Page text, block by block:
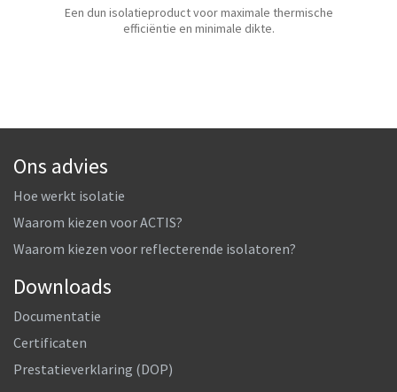
Een dun isolatieproduct voor maximale thermische
efficiëntie en minimale dikte.
Ons advies
Hoe werkt isolatie
Waarom kiezen voor ACTIS?
Waarom kiezen voor reflecterende isolatoren?
Downloads
Documentatie
Certificaten
Prestatieverklaring (DOP)